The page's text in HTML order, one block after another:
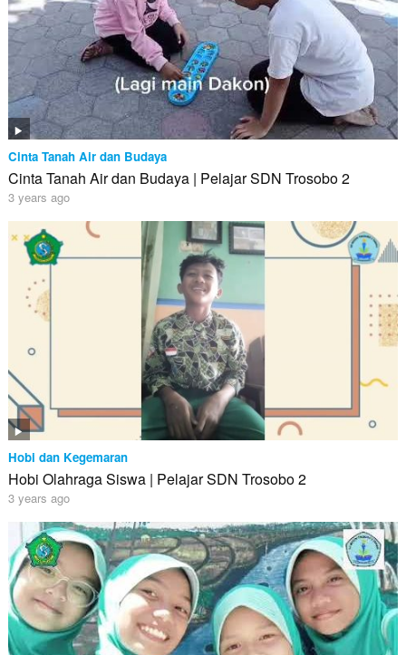
Cinta Tanah Air dan Budaya
Cinta Tanah Air dan Budaya | Pelajar SDN Trosobo 2
3 years ago
Hobi dan Kegemaran
Hobi Olahraga Siswa | Pelajar SDN Trosobo 2
3 years ago